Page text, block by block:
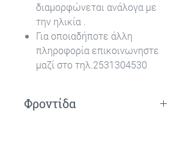
διαμορφώνεται ανάλογα με
την ηλικία .
Για οποιαδήποτε άλλη
πληροφορία επικοινωνηστε
μαζί στο τηλ.2531304530
Φροντίδα